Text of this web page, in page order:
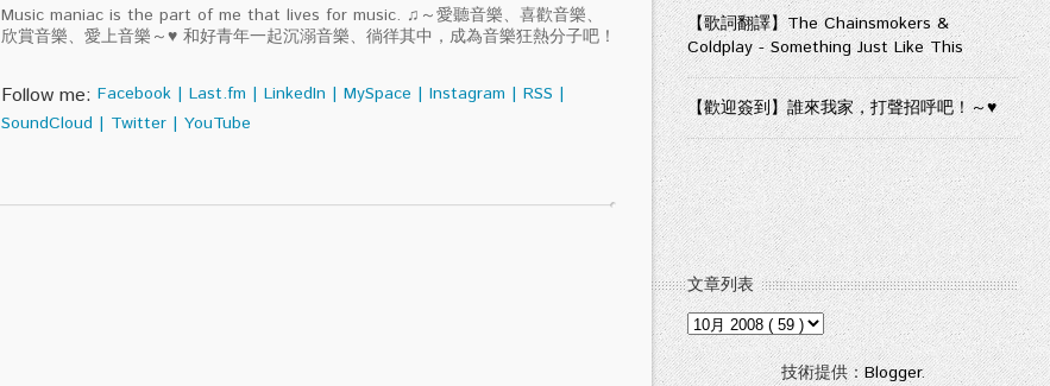
Music maniac is the part of me that lives for music. ♫～愛聽音樂、喜歡音樂、
欣賞音樂、愛上音樂～♥ 和好青年一起沉溺音樂、徜徉其中，成為音樂狂熱分子吧！
Follow me: Facebook | Last.fm | LinkedIn | MySpace | Instagram | RSS |
SoundCloud | Twitter | YouTube
【歌詞翻譯】The Chainsmokers &
Coldplay - Something Just Like This
【歡迎簽到】誰來我家，打聲招呼吧！～♥
文章列表
技術提供：Blogger.